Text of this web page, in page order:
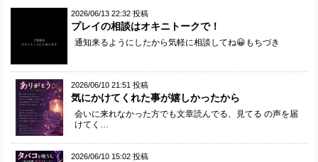
2026/06/13 22:32 投稿
プレイの相談はオキニトークで！
通知来るようにしたから気軽に相談してね😀もちづき
2026/06/10 21:51 投稿
気にかけてくれた事が嬉しかったから
会いに来れなかった方でも文章読んでる、見てる の声を届
けてく…
2026/06/10 15:02 投稿